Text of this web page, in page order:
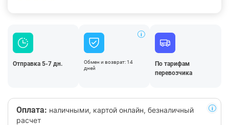
Отправка 5-7 дн.
Обмен и возврат: 14
дней
По тарифам
перевозчика
Оплата: наличными, картой онлайн, безналичный
расчет